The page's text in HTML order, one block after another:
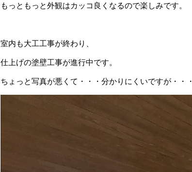
もっともっと外観はカッコ良くなるので楽しみです。
室内も大工工事が終わり、
仕上げの塗壁工事が進行中です。
ちょっと写真が悪くて・・・分かりにくいですが・・・